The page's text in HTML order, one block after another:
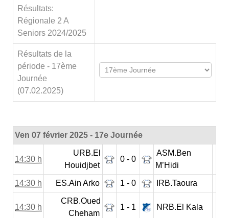
Résultats:
Régionale 2 A
Seniors 2024/2025
Résultats de la
période - 17ème
Journée
(07.02.2025)
Ven 07 février 2025 - 17e Journée
14:30 h
URB.El
Houidjbet
0 - 0
ASM.Ben
M’Hidi
14:30 h ES.Ain Arko 1 - 0 IRB.Taoura
14:30 h
CRB.Oued
Cheham
1 - 1 NRB.El Kala